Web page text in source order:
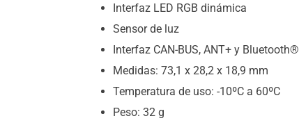
Interfaz LED RGB dinámica
Sensor de luz
Interfaz CAN-BUS, ANT+ y Bluetooth®
Medidas: 73,1 x 28,2 x 18,9 mm
Temperatura de uso: -10ºC a 60ºC
Peso: 32 g